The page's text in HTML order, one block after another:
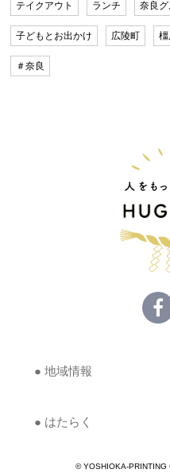
テイクアウト ランチ 奈良グ
子どもとお出かけ 広陵町
＃奈良
● 地域情報
● はたらく
© YOSHIOKA-PRINTING